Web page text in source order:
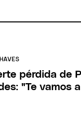
pérdida de
"Te vamos